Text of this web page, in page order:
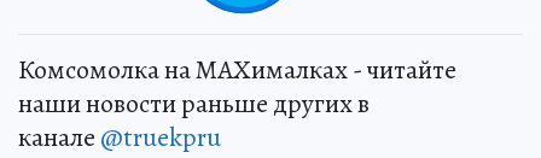
Комсомолка на MAXималках - читайте
наши новости раньше других в
канале @truekpru